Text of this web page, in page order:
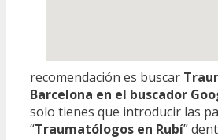
recomendación es buscar
Barcelona en el buscador
solo tienes que introducir las
“Traumatólogos en Rubí”